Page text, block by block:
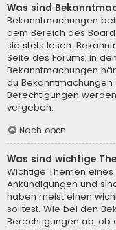
Was sind
Bekanntmachungen
dem Bereich des
sie stets lesen.
Seite des Forums, in
Bekanntmachungen
du
Berechtigungen
vergeben.
Nach oben
Was sind wichtige
Wichtige Themen
Ankündigungen und
haben meist einen
solltest. Wie bei den
Berechtigungen ab, ob